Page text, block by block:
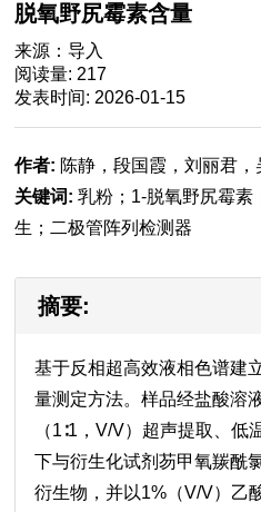
脱氧野尻霉素含量
来源：导入
阅读量: 217
发表时间: 2026-01-15
作者: 陈静，段国霞，刘丽君
关键词: 乳粉；1-脱氧野尻霉素
生；二极管阵列检测器
摘要:
基于反相超高效液相色谱建
量测定方法。样品经盐酸溶
（1∶1，V/V）超声提取、
下与衍生化试剂芴甲氧羰酰
衍生物，并以1%（V/V）乙